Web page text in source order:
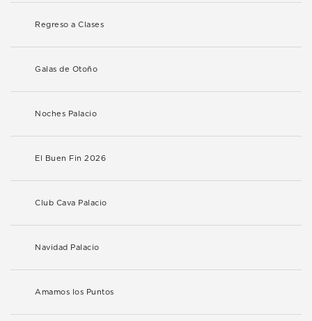
Regreso a Clases
Galas de Otoño
Noches Palacio
El Buen Fin 2026
Club Cava Palacio
Navidad Palacio
Amamos los Puntos